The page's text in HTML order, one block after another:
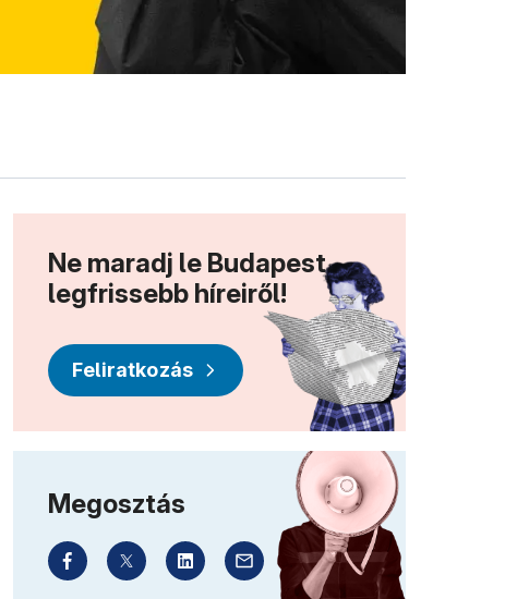
Ne maradj le Budapest
legfrissebb híreiről!
Feliratkozás
Megosztás